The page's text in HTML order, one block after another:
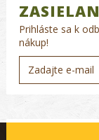
Prihláste sa k
nákup!